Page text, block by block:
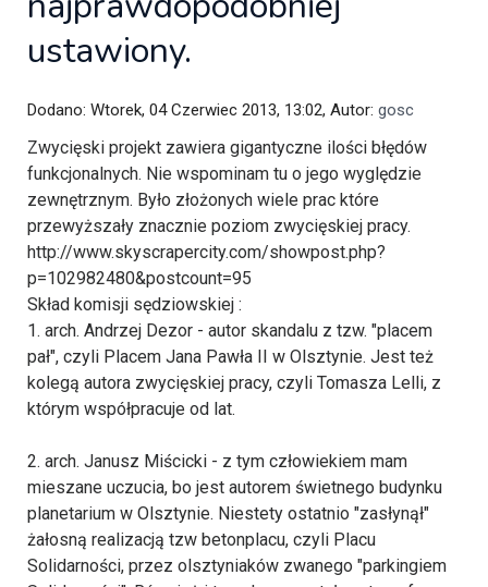
ustawiony.
Dodano: Wtorek, 04 Czerwiec 2013, 13:02, Autor: gosc
Zwycięski projekt zawiera gigantyczne ilości błędów
funkcjonalnych. Nie wspominam tu o jego wyględzie
zewnętrznym. Było złożonych wiele prac które
przewyższały znacznie poziom zwycięskiej pracy.
http://www.skyscrapercity.com/showpost.php?
p=102982480&postcount=95
Skład komisji sędziowskiej :
1. arch. Andrzej Dezor - autor skandalu z tzw. "placem
pał", czyli Placem Jana Pawła II w Olsztynie. Jest też
kolegą autora zwycięskiej pracy, czyli Tomasza Lelli, z
którym współpracuje od lat.
2. arch. Janusz Miścicki - z tym człowiekiem mam
mieszane uczucia, bo jest autorem świetnego budynku
planetarium w Olsztynie. Niestety ostatnio "zasłynął"
żałosną realizacją tzw betonplacu, czyli Placu
Solidarności, przez olsztyniaków zwanego "parkingiem